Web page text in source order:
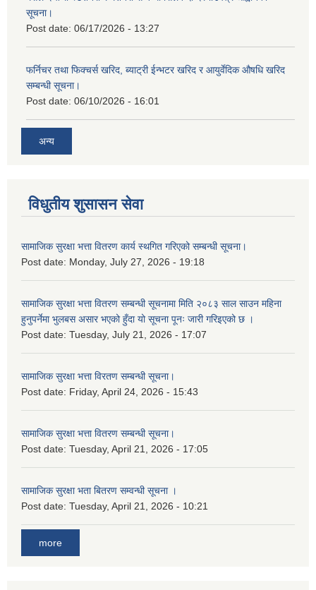
सूचना।
Post date: 06/17/2026 - 13:27
फर्निचर तथा फिक्चर्स खरिद, ब्याट‍्री ईन्भटर खरिद र आयुर्वेदिक औषधि खरिद
सम्बन्धी सूचना।
Post date: 06/10/2026 - 16:01
अन्य
विधुतीय शुसासन सेवा
सामाजिक सुरक्षा भत्ता वितरण कार्य स्थगित गरिएको सम्बन्धी सूचना।
Post date: Monday, July 27, 2026 - 19:18
सामाजिक सुरक्षा भत्ता वितरण सम्बन्धी सूचनामा मिति २०८३ साल साउन महिना
हुनुपर्नेमा भुलबस असार भएको हुँदा यो सूचना पूनः जारी गरिइएको छ ।
Post date: Tuesday, July 21, 2026 - 17:07
सामाजिक सुरक्षा भत्ता विरतण सम्बन्धी सूचना।
Post date: Friday, April 24, 2026 - 15:43
सामाजिक सुरक्षा भत्ता वितरण सम्‍बन्धी सूचना।
Post date: Tuesday, April 21, 2026 - 17:05
सामाजिक सुरक्षा भता बितरण सम्वन्धी सूचना ।
Post date: Tuesday, April 21, 2026 - 10:21
more